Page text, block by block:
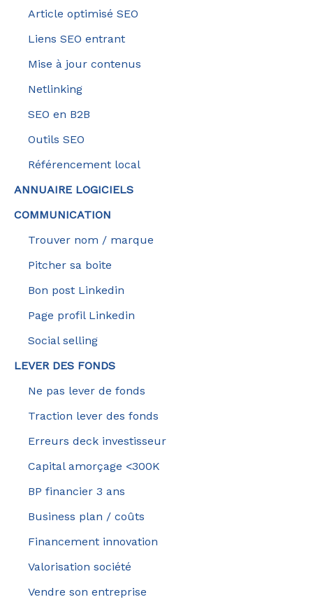
Article optimisé SEO
Liens SEO entrant
Mise à jour contenus
Netlinking
SEO en B2B
Outils SEO
Référencement local
ANNUAIRE LOGICIELS
COMMUNICATION
Trouver nom / marque
Pitcher sa boite
Bon post Linkedin
Page profil Linkedin
Social selling
LEVER DES FONDS
Ne pas lever de fonds
Traction lever des fonds
Erreurs deck investisseur
Capital amorçage <300K
BP financier 3 ans
Business plan / coûts
Financement innovation
Valorisation société
Vendre son entreprise